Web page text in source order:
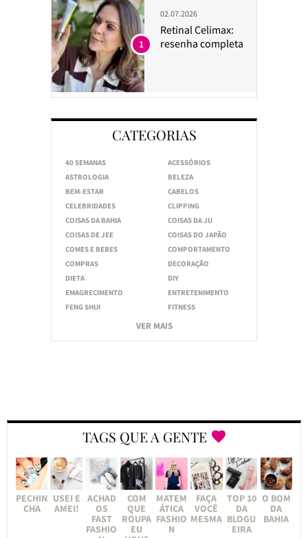
02.07.2026
Retinal Celimax:
resenha completa
1
CATEGORIAS
40 SEMANAS
ACESSÓRIOS
ASTROLOGIA
BELEZA
BEM-ESTAR
CABELOS
CELEBRIDADES
CLIPPING
COISAS DA BAHIA
COISAS DA JU
COISAS DE JEE
COISAS DO JAPÃO
COMES E BEBES
COMPORTAMENTO
COMPRAS
DECORAÇÃO
DIETA
DIY
EMAGRECIMENTO
ENTRETENIMENTO
FENG SHUI
FITNESS
VER MAIS
TAGS QUE A GENTE
PECHIN
CHA
USEI E
AMEI!
ACHAD
OS
FAST
FASHIO
COM
QUE
ROUPA
EU
MATEM
ÁTICA
FASHIO
N
FAÇA
VOCÊ
MESMA
TOP 10
DA
BLOGU
EIRA
O BOM
DA
BAHIA